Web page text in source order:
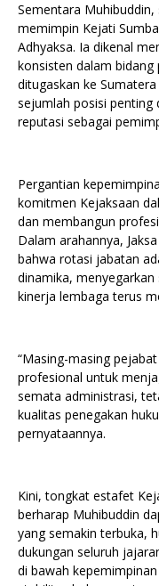
Sementara
memimpin Kejati
Adhyaksa. Ia dikenal
konsisten dalam bidang
ditugaskan ke
sejumlah posisi penting
reputasi sebagai
Pergantian
komitmen Kejaksaan
dan membangun
Dalam arahannya,
bahwa rotasi jabatan
dinamika,
kinerja lembaga terus
“Masing-masing
profesional untuk
semata administrasi,
kualitas penegakan
pernyataannya.
Kini, tongkat estafet
berharap Muhibuddin
yang semakin terbuka,
dukungan seluruh
di bawah